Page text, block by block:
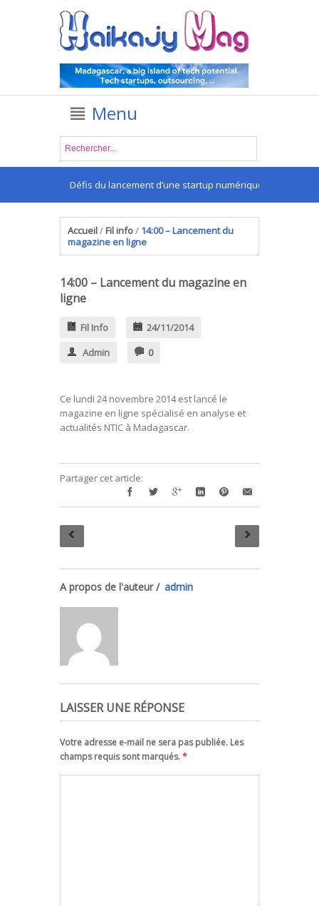
Menu
Défis du lancement d’une startup numérique à Madagascar
Accueil/ Fil info/ 14:00 – Lancement du
magazine en ligne
14:00 – Lancement du magazine en
ligne
Fil Info
24/11/2014
Admin
0
Ce lundi 24 novembre 2014 est lancé le
magazine en ligne spécialisé en analyse et
actualités NTIC à Madagascar.
Partager cet article:
A propos de l'auteur / admin
LAISSER UNE RÉPONSE
Votre adresse e-mail ne sera pas publiée. Les
champs requis sont marqués.*